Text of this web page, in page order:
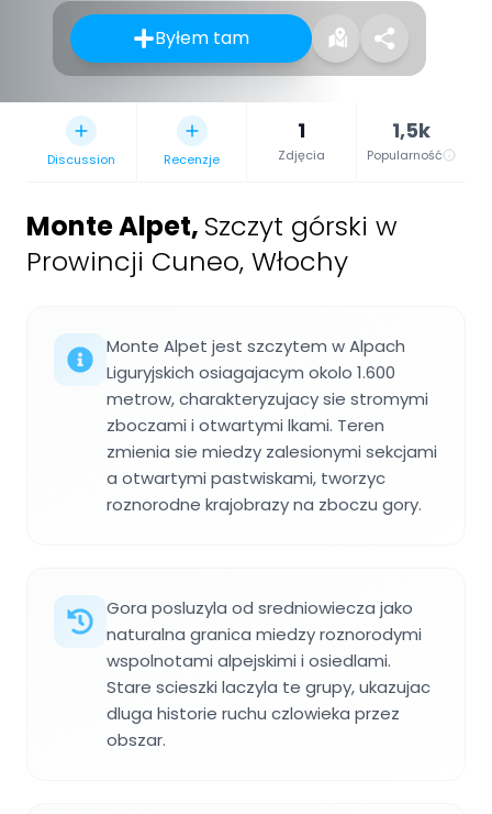
Byłem tam
Discussion Recenzje
1
Zdjęcia
1,5k
Popularność
Monte Alpet, Szczyt górski w
Prowincji Cuneo, Włochy
Monte Alpet jest szczytem w Alpach
Liguryjskich osiagajacym okolo 1.600
metrow, charakteryzujacy sie stromymi
zboczami i otwartymi lkami. Teren
zmienia sie miedzy zalesionymi sekcjami
a otwartymi pastwiskami, tworzyc
roznorodne krajobrazy na zboczu gory.
Gora posluzyla od sredniowiecza jako
naturalna granica miedzy roznorodymi
wspolnotami alpejskimi i osiedlami.
Stare scieszki laczyla te grupy, ukazujac
dluga historie ruchu czlowieka przez
obszar.